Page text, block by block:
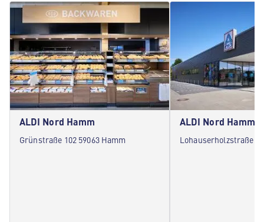
ALDI Nord Hamm
Grünstraße 102 59063 Hamm
ALDI Nord Hamm
Lohauserholzstraße